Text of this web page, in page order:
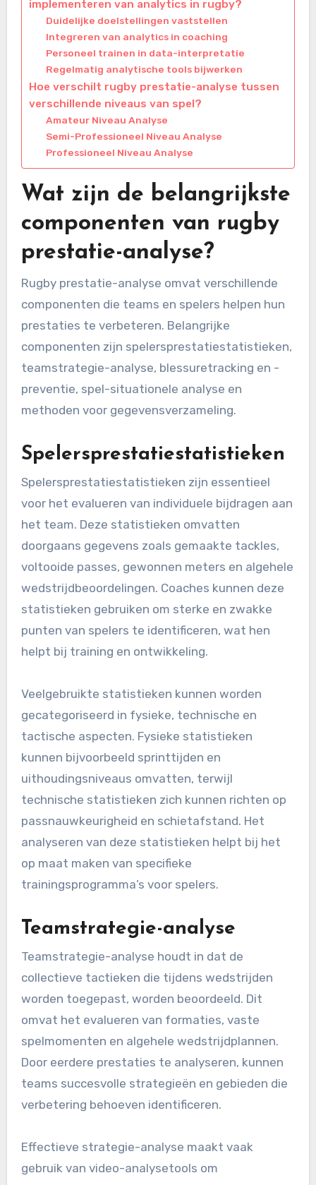
implementeren van analytics in rugby?
Duidelijke doelstellingen vaststellen
Integreren van analytics in coaching
Personeel trainen in data-interpretatie
Regelmatig analytische tools bijwerken
Hoe verschilt rugby prestatie-analyse tussen
verschillende niveaus van spel?
Amateur Niveau Analyse
Semi-Professioneel Niveau Analyse
Professioneel Niveau Analyse
Wat zijn de belangrijkste
componenten van rugby
prestatie-analyse?
Rugby prestatie-analyse omvat verschillende
componenten die teams en spelers helpen hun
prestaties te verbeteren. Belangrijke
componenten zijn spelersprestatiestatistieken,
teamstrategie-analyse, blessuretracking en -
preventie, spel-situationele analyse en
methoden voor gegevensverzameling.
Spelersprestatiestatistieken
Spelersprestatiestatistieken zijn essentieel
voor het evalueren van individuele bijdragen aan
het team. Deze statistieken omvatten
doorgaans gegevens zoals gemaakte tackles,
voltooide passes, gewonnen meters en algehele
wedstrijdbeoordelingen. Coaches kunnen deze
statistieken gebruiken om sterke en zwakke
punten van spelers te identificeren, wat hen
helpt bij training en ontwikkeling.
Veelgebruikte statistieken kunnen worden
gecategoriseerd in fysieke, technische en
tactische aspecten. Fysieke statistieken
kunnen bijvoorbeeld sprinttijden en
uithoudingsniveaus omvatten, terwijl
technische statistieken zich kunnen richten op
passnauwkeurigheid en schietafstand. Het
analyseren van deze statistieken helpt bij het
op maat maken van specifieke
trainingsprogramma’s voor spelers.
Teamstrategie-analyse
Teamstrategie-analyse houdt in dat de
collectieve tactieken die tijdens wedstrijden
worden toegepast, worden beoordeeld. Dit
omvat het evalueren van formaties, vaste
spelmomenten en algehele wedstrijdplannen.
Door eerdere prestaties te analyseren, kunnen
teams succesvolle strategieën en gebieden die
verbetering behoeven identificeren.
Effectieve strategie-analyse maakt vaak
gebruik van video-analysetools om